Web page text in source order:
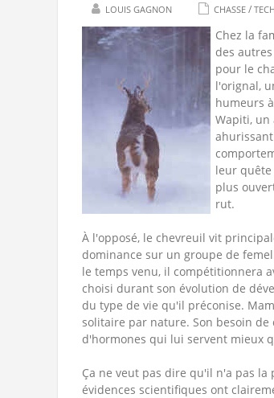
LOUIS GAGNON CHASSE /
Chez la
des
pour le
l'orignal,
humeurs
Wapiti, un
leur
plus
rut.
À l'opposé, le chevreuil vit
dominance sur un groupe de
le temps venu, il compétitionnera
choisi durant son évolution de
du type de vie qu'il préconise.
solitaire par nature. Son besoin
d'hormones qui lui servent mieux
Ça ne veut pas dire qu'il n'a pas
évidences scientifiques ont